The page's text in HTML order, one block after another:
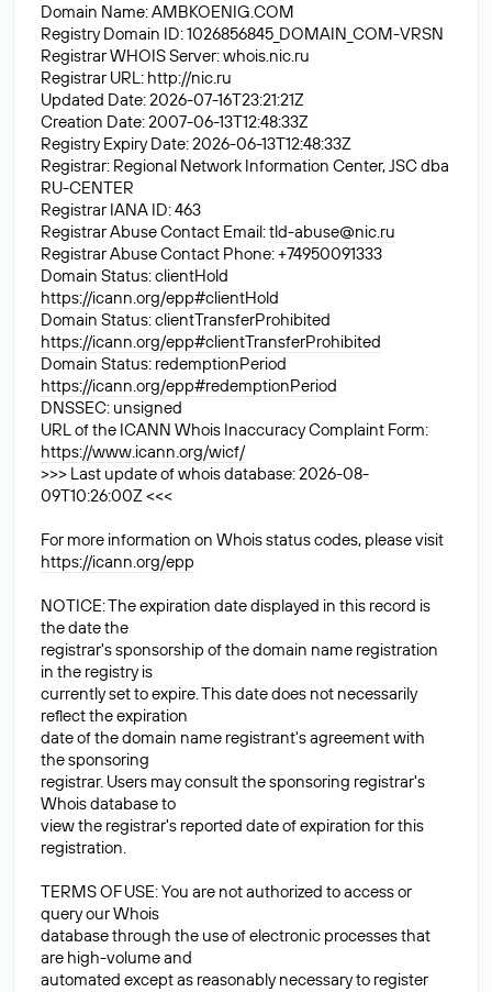
Domain Name: AMBKOENIG.COM
Registry Domain ID: 1026856845_DOMAIN_COM-VRSN
Registrar WHOIS Server: whois.nic.ru
Registrar URL: http://nic.ru
Updated Date: 2026-07-16T23:21:21Z
Creation Date: 2007-06-13T12:48:33Z
Registry Expiry Date: 2026-06-13T12:48:33Z
Registrar: Regional Network Information Center, JSC dba
RU-CENTER
Registrar IANA ID: 463
Registrar Abuse Contact Email:tld-abuse@nic.ru
Registrar Abuse Contact Phone: +74950091333
Domain Status: clientHold
https://icann.org/epp#clientHold
Domain Status: clientTransferProhibited
https://icann.org/epp#clientTransferProhibited
Domain Status: redemptionPeriod
https://icann.org/epp#redemptionPeriod
DNSSEC: unsigned
URL of the ICANN Whois Inaccuracy Complaint Form:
https://www.icann.org/wicf/
>>> Last update of whois database: 2026-08-
09T10:26:00Z <<<
For more information on Whois status codes, please visit
https://icann.org/epp
NOTICE: The expiration date displayed in this record is
the date the
registrar's sponsorship of the domain name registration
in the registry is
currently set to expire. This date does not necessarily
reflect the expiration
date of the domain name registrant's agreement with
the sponsoring
registrar. Users may consult the sponsoring registrar's
Whois database to
view the registrar's reported date of expiration for this
registration.
TERMS OF USE: You are not authorized to access or
query our Whois
database through the use of electronic processes that
are high-volume and
automated except as reasonably necessary to register